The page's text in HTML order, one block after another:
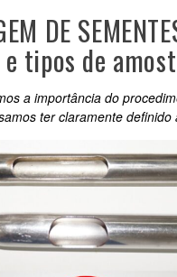
DE
tipos de
a importância do
ter claramente definido